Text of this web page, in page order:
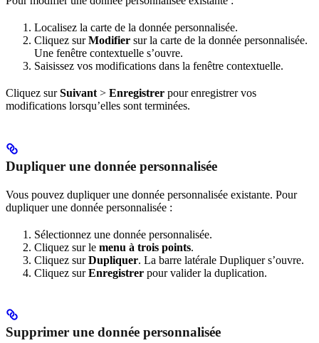
Localisez la carte de la donnée personnalisée.
Cliquez surModifier sur la carte de la donnée personnalisée.
Une fenêtre contextuelle s’ouvre.
Saisissez vos modifications dans la fenêtre contextuelle.
Cliquez surSuivant > Enregistrer pour enregistrer vos
modifications lorsqu’elles sont terminées.
Dupliquer une donnée personnalisée
Vous pouvez dupliquer une donnée personnalisée existante. Pour
dupliquer une donnée personnalisée :
Sélectionnez une donnée personnalisée.
Cliquez sur le menu à trois points.
Cliquez surDupliquer. La barre latérale Dupliquer s’ouvre.
Cliquez surEnregistrer pour valider la duplication.
Supprimer une donnée personnalisée